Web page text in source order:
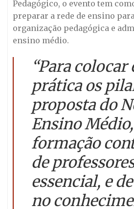
Pedagógico, o evento tem
preparar a rede de ensino
organização pedagógica e
ensino médio.
“Para colocar
prática os
proposta do
Ensino
formação
de
essencial, e
no